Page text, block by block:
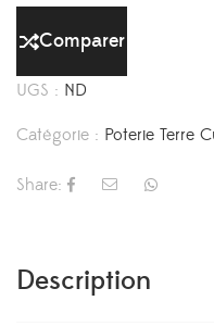
Comparer
UGS : ND
Catégorie : Poterie Terre
Share:
Description